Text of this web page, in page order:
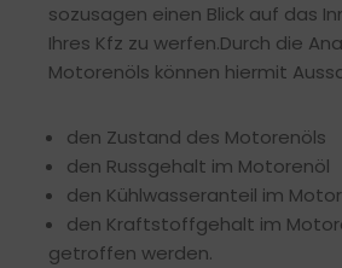
sozusagen einen Blick auf das
Ihres Kfz zu werfen.Durch die
Motorenöls können hiermit
den Zustand des Motorenöls
den Russgehalt im Motorenöl
den Kühlwasseranteil im
den Kraftstoffgehalt im
getroffen werden.